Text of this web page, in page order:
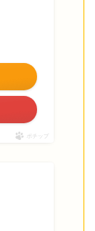
ポチップ